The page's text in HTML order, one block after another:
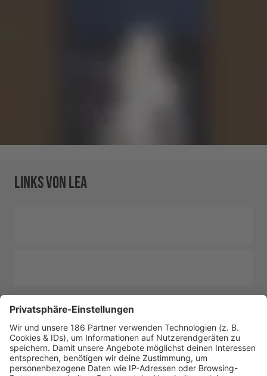
LINKS VON LEA
FACEBOOK
WEBSITE